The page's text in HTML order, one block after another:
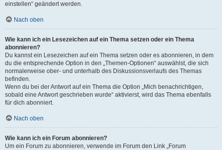
einstellen“ geändert werden.
Nach oben
Wie kann ich ein Lesezeichen auf ein Thema setzen oder ein Thema
abonnieren?
Du kannst ein Lesezeichen auf ein Thema setzen oder es abonnieren, in dem
du die entsprechende Option in den „Themen-Optionen“ auswählst, die sich
normalerweise ober- und unterhalb des Diskussionsverlaufs des Themas
befinden.
Wenn du bei der Antwort auf ein Thema die Option „Mich benachrichtigen,
sobald eine Antwort geschrieben wurde“ aktivierst, wird das Thema ebenfalls
für dich abonniert.
Nach oben
Wie kann ich ein Forum abonnieren?
Um ein Forum zu abonnieren, verwende im Forum den Link „Forum